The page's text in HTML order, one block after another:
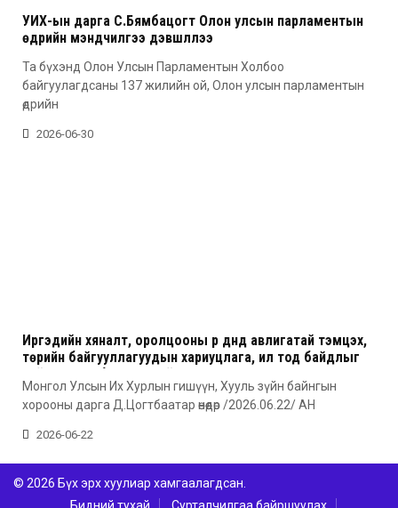
УИХ-ын дарга С.Бямбацогт Олон улсын парламентын
өдрийн мэндчилгээ дэвшүүллээ
Та бүхэнд Олон Улсын Парламентын Холбоо
байгуулагдсаны 137 жилийн ой, Олон улсын парламентын
өдрийн
2026-06-30
Иргэдийн хяналт, оролцооны үр дүнд авлигатай тэмцэх,
төрийн байгууллагуудын хариуцлага, ил тод байдлыг
Монгол Улсын Их Хурлын гишүүн, Хууль зүйн байнгын
хорооны дарга Д.Цогтбаатар өнөөдөр /2026.06.22/ АН
2026-06-22
© 2026 Бүх эрх хуулиар хамгаалагдсан.